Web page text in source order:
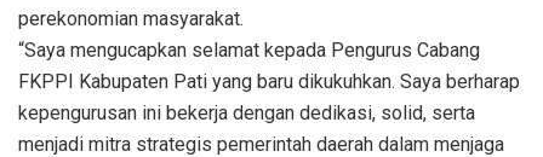
perekonomian masyarakat.
“Saya mengucapkan selamat kepada Pengurus Cabang
FKPPI Kabupaten Pati yang baru dikukuhkan. Saya berharap
kepengurusan ini bekerja dengan dedikasi, solid, serta
menjadi mitra strategis pemerintah daerah dalam menjaga